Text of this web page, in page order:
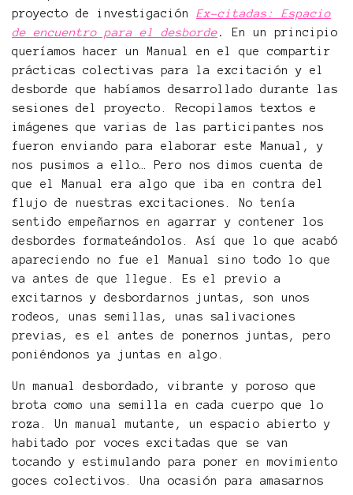
proyecto de investigación
Ex-citadas: Espacio
de encuentro para el desborde.
En un principio
queríamos hacer un Manual en el que compartir
prácticas colectivas para la excitación y el
desborde que habíamos desarrollado durante las
sesiones del proyecto. Recopilamos textos e
imágenes que varias de las participantes nos
fueron enviando para elaborar este Manual, y
nos pusimos a ello… Pero nos dimos cuenta de
que el Manual era algo que iba en contra del
flujo de nuestras excitaciones. No tenía
sentido empeñarnos en agarrar y contener los
desbordes formateándolos. Así que lo que acabó
apareciendo no fue el Manual sino todo lo que
va antes de que llegue. Es el previo a
excitarnos y desbordarnos juntas, son unos
rodeos, unas semillas, unas salivaciones
previas, es el antes de ponernos juntas, pero
poniéndonos ya juntas en algo.
Un manual desbordado, vibrante y poroso que
brota como una semilla en cada cuerpo que lo
roza. Un manual mutante, un espacio abierto y
habitado por voces excitadas que se van
tocando y estimulando para poner en movimiento
goces colectivos. Una ocasión para amasarnos